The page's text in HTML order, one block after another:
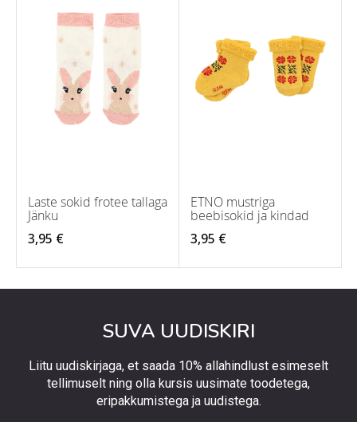
Laste sokid frotee tallaga
Jänku
3,95 €
ETNO mustriga
beebisokid ja kindad
3,95 €
SUVA UUDISKIRI
Liitu uudiskirjaga, et saada 10% allahindlust esimeselt
tellimuselt ning olla kursis uusimate toodetega,
eripakkumistega ja uudistega.